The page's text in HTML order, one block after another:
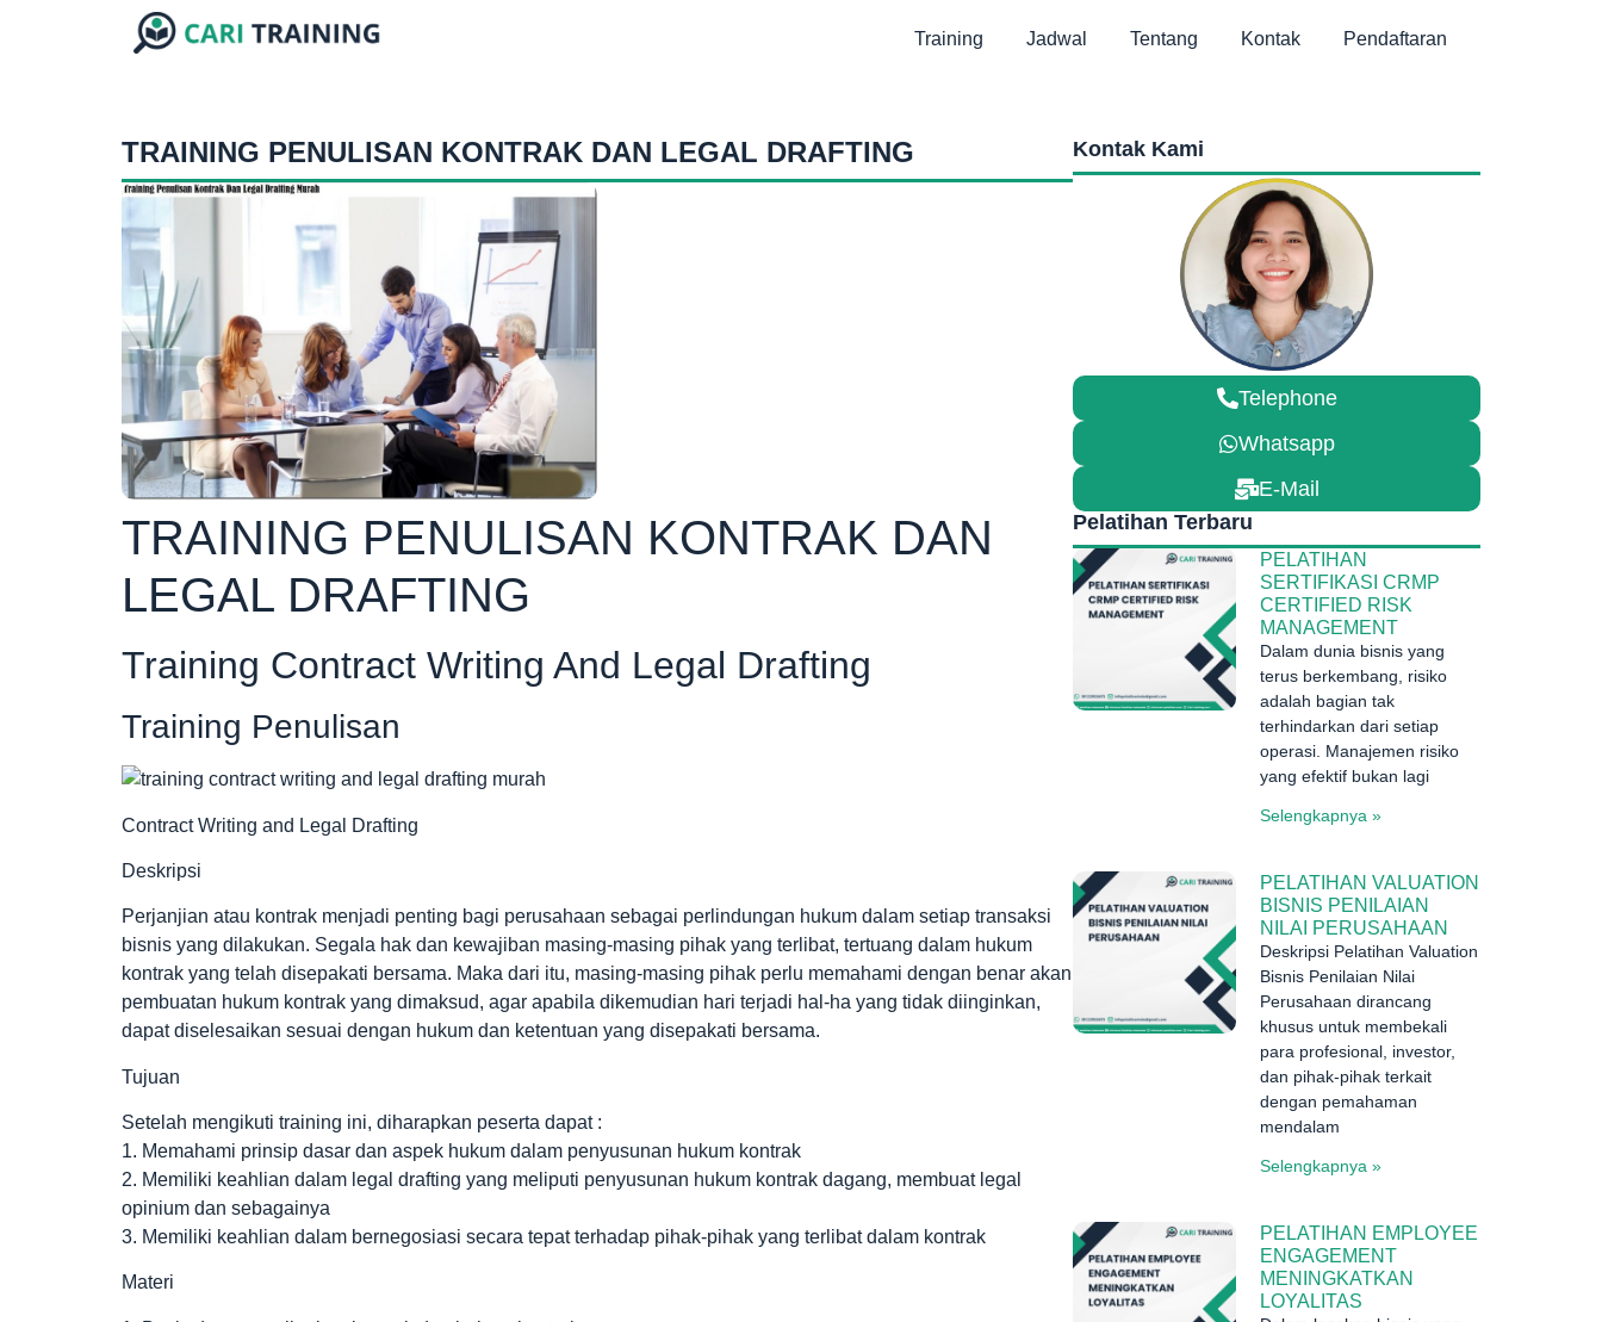
Training Jadwal Tentang Kontak Pendaftaran
TRAINING PENULISAN KONTRAK DAN LEGAL DRAFTING
TRAINING PENULISAN KONTRAK DAN
LEGAL DRAFTING
Training Contract Writing And Legal Drafting
Training Penulisan
Contract Writing and Legal Drafting
Deskripsi
Perjanjian atau kontrak menjadi penting bagi perusahaan sebagai perlindungan hukum dalam setiap transaksi
bisnis yang dilakukan. Segala hak dan kewajiban masing-masing pihak yang terlibat, tertuang dalam hukum
kontrak yang telah disepakati bersama. Maka dari itu, masing-masing pihak perlu memahami dengan benar akan
pembuatan hukum kontrak yang dimaksud, agar apabila dikemudian hari terjadi hal-ha yang tidak diinginkan,
dapat diselesaikan sesuai dengan hukum dan ketentuan yang disepakati bersama.
Tujuan
Setelah mengikuti training ini, diharapkan peserta dapat :
1. Memahami prinsip dasar dan aspek hukum dalam penyusunan hukum kontrak
2. Memiliki keahlian dalam legal drafting yang meliputi penyusunan hukum kontrak dagang, membuat legal
opinium dan sebagainya
3. Memiliki keahlian dalam bernegosiasi secara tepat terhadap pihak-pihak yang terlibat dalam kontrak
Materi
Kontak Kami
Telephone
Whatsapp
E-Mail
Pelatihan Terbaru
PELATIHAN
SERTIFIKASI CRMP
CERTIFIED RISK
MANAGEMENT
Dalam dunia bisnis yang
terus berkembang, risiko
adalah bagian tak
terhindarkan dari setiap
operasi. Manajemen risiko
yang efektif bukan lagi
Selengkapnya »
PELATIHAN VALUATION
BISNIS PENILAIAN
NILAI PERUSAHAAN
Deskripsi Pelatihan Valuation
Bisnis Penilaian Nilai
Perusahaan dirancang
khusus untuk membekali
para profesional, investor,
dan pihak-pihak terkait
dengan pemahaman
mendalam
Selengkapnya »
PELATIHAN EMPLOYEE
ENGAGEMENT
MENINGKATKAN
LOYALITAS